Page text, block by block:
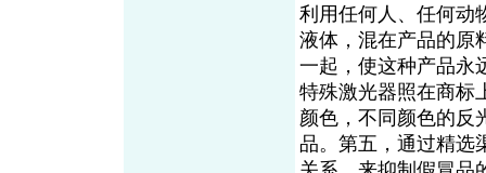
利用任何人、任何动
液体，混在产品的原
一起，使这种产品永
特殊激光器照在商标
颜色，不同颜色的反
品。第五，通过精选